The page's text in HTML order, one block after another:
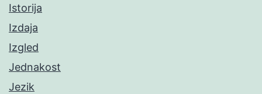
Istorija
Izdaja
Izgled
Jednakost
Jezik